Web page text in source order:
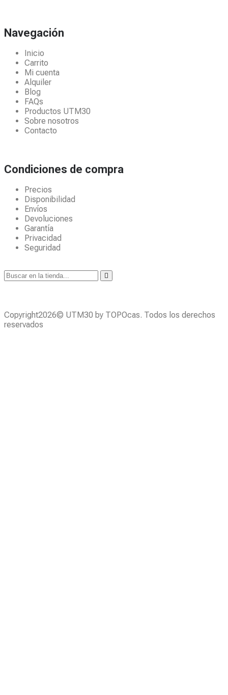
Navegación
Inicio
Carrito
Mi cuenta
Alquiler
Blog
FAQs
Productos UTM30
Sobre nosotros
Contacto
Condiciones de compra
Precios
Disponibilidad
Envíos
Devoluciones
Garantía
Privacidad
Seguridad
Copyright2026© UTM30 by TOPOcas. Todos los derechos
reservados